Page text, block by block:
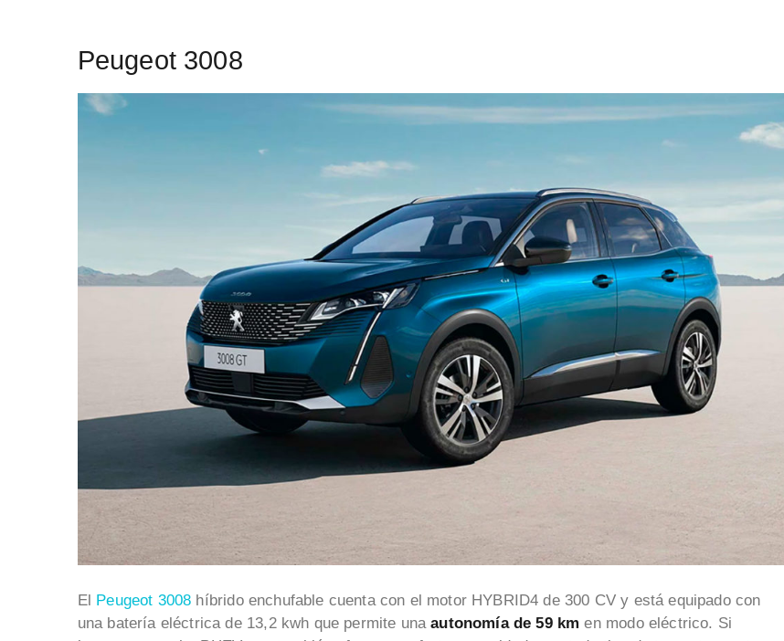
Peugeot 3008
El Peugeot 3008 híbrido enchufable cuenta con el motor HYBRID4 de 300 CV y está equipado con
una batería eléctrica de 13,2 kwh que permite unaautonomía de 59 km en modo eléctrico. Si